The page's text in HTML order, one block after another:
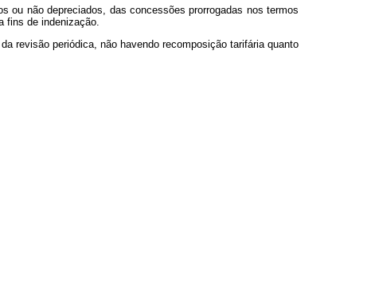
ou não depreciados, das concessões prorrogadas nos termos
fins de indenização.
revisão periódica, não havendo recomposição tarifária quanto